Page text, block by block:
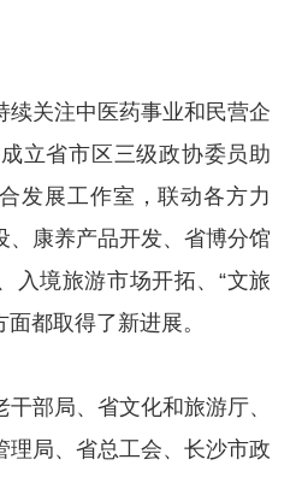
续关注中医药事业和民营企
立省市区三级政协委员助
发展工作室，联动各方力
、康养产品开发、省博分馆
入境旅游市场开拓、“文旅
都取得了新进展。
部局、省文化和旅游厅、
理局、省总工会、长沙市政